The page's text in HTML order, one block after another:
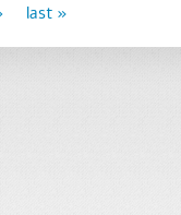
last »